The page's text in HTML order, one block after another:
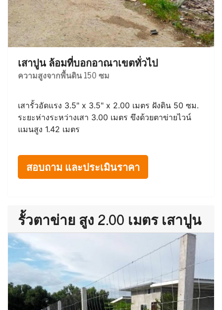
เสาปูน ล้อมที่บอกอาณาเขตทั่วไป
ความสูงจากพื้นดิน 150 ซม
เสารั้วอัดแรง 3.5" x 3.5" x 2.00 เมตร ฝังดิน 50 ซม.
ระยะห่างระหว่างเสา 3.00 เมตร ขึงด้วยตาข่ายไวน์
แมนสูง 1.42 เมตร
สอบถาม และประเมินราคา
รั้วตาข่าย สูง 2.00 เมตร เสาปูน